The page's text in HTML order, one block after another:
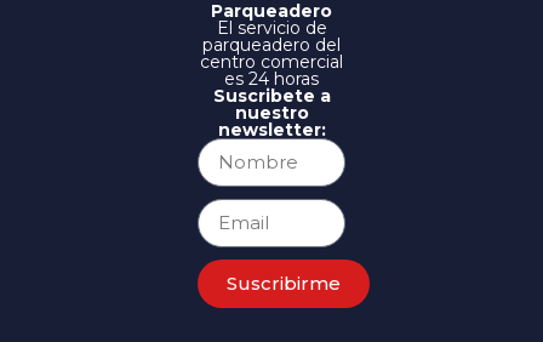
Parqueadero
El servicio de
parqueadero del
centro comercial
es 24 horas
Suscribete a
nuestro
newsletter:
Suscribirme